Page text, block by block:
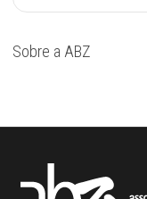
Sobre a ABZ